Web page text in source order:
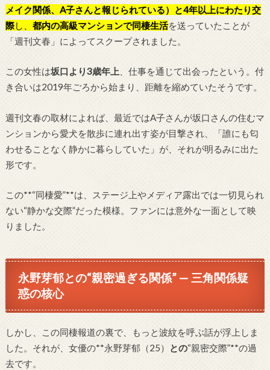
メイク関係、A子さんと報じられている）と4年以上にわたり交
際し、 都内の高級マンションで同棲生活を送っていたことが
「週刊文春」によってスクープされました。
この女性は坂口より3歳年上 、仕事を通じて出会ったという。付
き合いは2019年ごろから始まり、距離を縮めていたそうです。
週刊文春の取材によれば、最近ではA子さんが坂口さんの住むマ
ンションから愛犬を散歩に連れ出す姿が目撃され、「誰にも匂
わせることなく静かに暮らしていた」が、それが明るみに出た
形です。
この**“同棲愛”**は、ステージ上やメディア露出では一切見られ
ない“静かな交際”だった模様。ファンには意外な一面として映
りました。
永野芽郁との“親密過ぎる関係” — 三角関係疑
惑の核心
しかし、この同棲報道の裏で、もっと波紋を呼ぶ話が浮上しま
した。それが、女優の**永野芽郁（25）
との“親密交際”**の過
去です。